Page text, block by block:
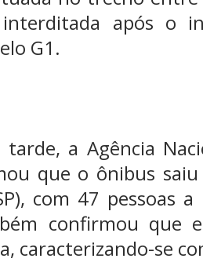
após o
G1.
a Agência
que o ônibus
com 47 pessoas
confirmou que
caracterizando-se